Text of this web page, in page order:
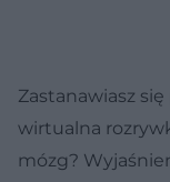
Zastanawiasz
wirtualna
mózg?